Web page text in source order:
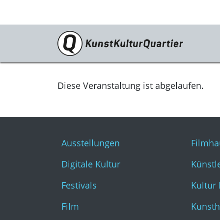
Programm
Ausstellungen
Film
Literatur & Diskurs
Musik
Diese Veranstaltung ist abgelaufen.
Ausstellungen
Digitale Kultur
Festivals
Film
Kultur